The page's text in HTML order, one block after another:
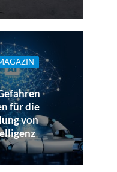
für die
von